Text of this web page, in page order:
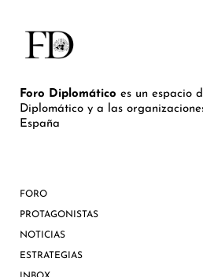
Foro Diplomático es un espacio
Diplomático y a las
España
FORO
PROTAGONISTAS
NOTICIAS
ESTRATEGIAS